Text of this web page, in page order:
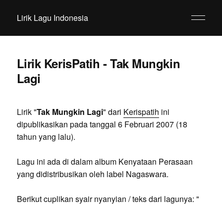
Lirik Lagu Indonesia
Lirik KerisPatih - Tak Mungkin
Lagi
Lirik "Tak Mungkin Lagi" dari Kerispatih ini
dipublikasikan pada tanggal 6 Februari 2007 (18
tahun yang lalu).
Lagu ini ada di dalam album Kenyataan Perasaan
yang didistribusikan oleh label Nagaswara.
Berikut cuplikan syair nyanyian / teks dari lagunya: "